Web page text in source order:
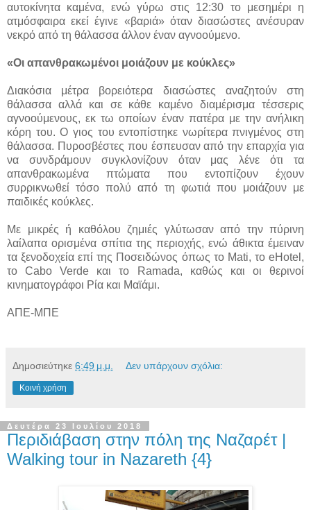
αυτοκίνητα καμένα, ενώ γύρω στις 12:30 το μεσημέρι η
ατμόσφαιρα εκεί έγινε «βαριά» όταν διασώστες ανέσυραν
νεκρό από τη θάλασσα άλλον έναν αγνοούμενο.
«Οι απανθρακωμένοι μοιάζουν με κούκλες»
Διακόσια μέτρα βορειότερα διασώστες αναζητούν στη
θάλασσα αλλά και σε κάθε καμένο διαμέρισμα τέσσερις
αγνοούμενους, εκ τω οποίων έναν πατέρα με την ανήλικη
κόρη του. Ο γιος του εντοπίστηκε νωρίτερα πνιγμένος στη
θάλασσα. Πυροσβέστες που έσπευσαν από την επαρχία για
να συνδράμουν συγκλονίζουν όταν μας λένε ότι τα
απανθρακωμένα πτώματα που εντοπίζουν έχουν
συρρικνωθεί τόσο πολύ από τη φωτιά που μοιάζουν με
παιδικές κούκλες.
Με μικρές ή καθόλου ζημιές γλύτωσαν από την πύρινη
λαίλαπα ορισμένα σπίτια της περιοχής, ενώ άθικτα έμειναν
τα ξενοδοχεία επί της Ποσειδώνος όπως το Mati, το eHotel,
το Cabo Verde και το Ramada, καθώς και οι θερινοί
κινηματογράφοι Ρία και Μαϊάμι.
ΑΠΕ-ΜΠΕ
Δημοσιεύτηκε 6:49 μ.μ. Δεν υπάρχουν σχόλια:
Κοινή χρήση
Δευτέρα 23 Ιουλίου 2018
Περιδιάβαση στην πόλη της Ναζαρέτ |
Walking tour in Nazareth {4}